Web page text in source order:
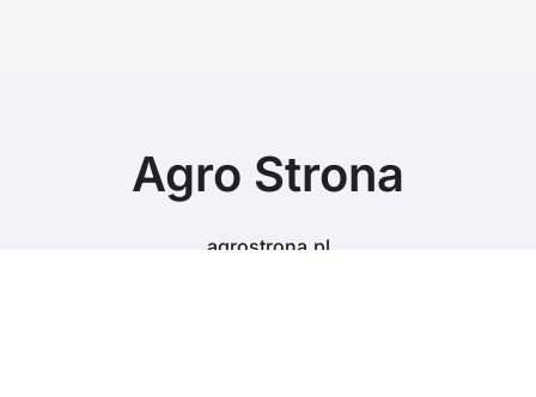
Agro Strona
agrostrona.pl